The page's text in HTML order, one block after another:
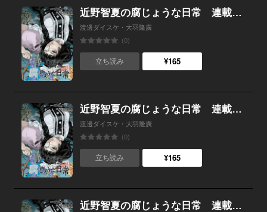
近野智夏の腐じょうな日常 連載版 第２０話 体験ツアー初日
渡邊ダイスケ・大羽隆廣
(0)
立ち読み ¥165
近野智夏の腐じょうな日常 連載版 第１９話 いざ、山へ！
渡邊ダイスケ・大羽隆廣
(0)
立ち読み ¥165
近野智夏の腐じょうな日常 連載版 第１８話 異教の山岳信仰